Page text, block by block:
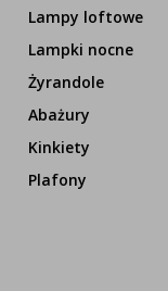
Lampy loftowe
Lampki nocne
Żyrandole
Abażury
Kinkiety
Plafony